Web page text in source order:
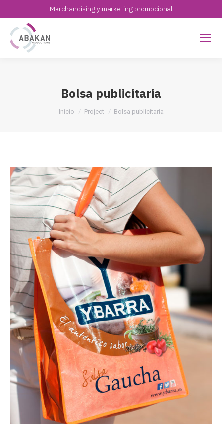
Merchandising y marketing promocional
Bolsa publicitaria
Estás aquí:
Inicio Project Bolsa publicitaria